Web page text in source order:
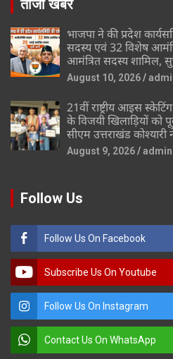
ताजा खबर
भाजपा ने की प्रदेश
सदस्य एवं 32 विशेष
आमंत्रित सदस्य शामिल,
August 10, 2026
21वीं राष्ट्रीय आइस
के विजयी खिलाड़ियों को
सीएम उत्तराखंड कोश्यारी
August 9, 2026 admin
Follow Us
Follow Us On Facebook
Subscribe Us On Youtube
Follow Us On Instagram
Contact Us On WhatsApp